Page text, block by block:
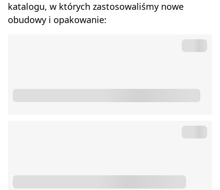
katalogu, w których zastosowaliśmy nowe
obudowy i opakowanie: